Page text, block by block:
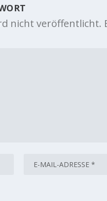
nicht veröffentlicht.